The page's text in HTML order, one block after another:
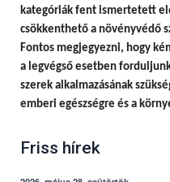
kategóriák fent ismertetett
csökkenthető a növényvédő
Fontos megjegyezni, hogy
a legvégső esetben
szerek alkalmazásának
emberi egészségre és a
Friss hírek